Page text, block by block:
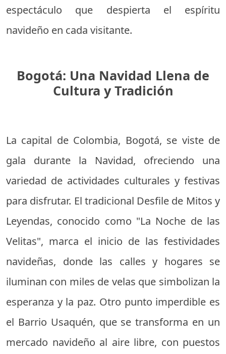
espectáculo que despierta el espíritu
navideño en cada visitante.
Bogotá: Una Navidad Llena de
Cultura y Tradición
La capital de Colombia, Bogotá, se viste de
gala durante la Navidad, ofreciendo una
variedad de actividades culturales y festivas
para disfrutar. El tradicional Desfile de Mitos y
Leyendas, conocido como "La Noche de las
Velitas", marca el inicio de las festividades
navideñas, donde las calles y hogares se
iluminan con miles de velas que simbolizan la
esperanza y la paz. Otro punto imperdible es
el Barrio Usaquén, que se transforma en un
mercado navideño al aire libre, con puestos